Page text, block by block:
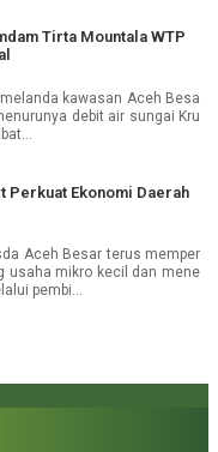
Tirta Mountala WTP
kawasan Aceh Besa
debit air sungai Kru
Perkuat Ekonomi Daerah
Aceh Besar terus memper
usaha mikro kecil dan mene
pembi...